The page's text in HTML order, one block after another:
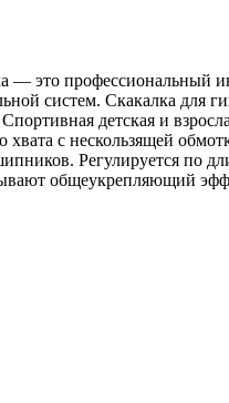
— это
систем. Скакалка для
детская и
с нескользящей
Регулируется по
общеукрепляющий